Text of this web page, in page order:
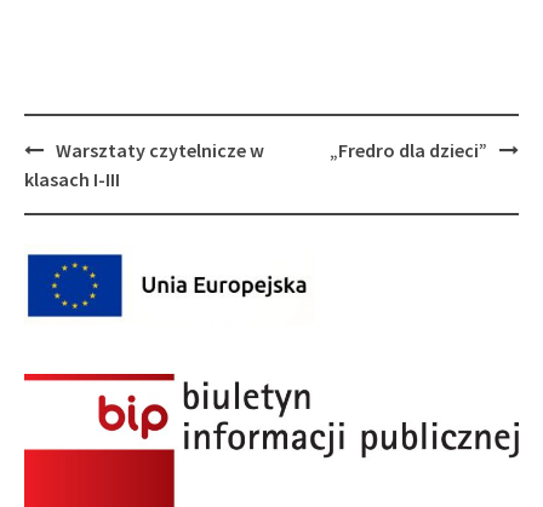
Post
navigation
Warsztaty czytelnicze w
klasach I-III
„Fredro dla dzieci”